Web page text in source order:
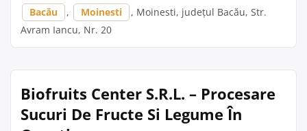
Bacău , Moinesti
, Moinesti, județul Bacău, Str.
Avram Iancu, Nr. 20
Biofruits Center S.R.L. – Procesare
Sucuri De Fructe Si Legume În